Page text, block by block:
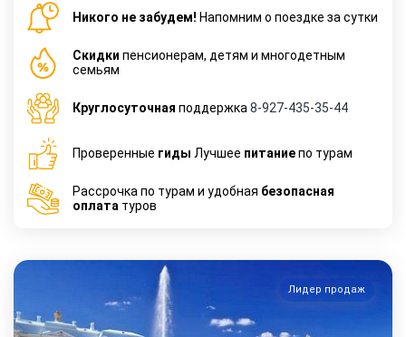
Никого не забудем! Напомним о поездке за сутки
Cкидки пенсионерам, детям и многодетным
семьям
Круглосуточная поддержка 8-927-435-35-44
Проверенные гиды Лучшее питаниепо турам
Рассрочка по турам и удобная безопасная
оплата туров
Лидер продаж